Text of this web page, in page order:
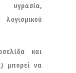
υγρασία,
και
μπορεί να